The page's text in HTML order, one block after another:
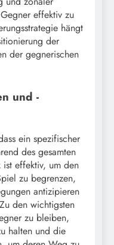
effektiv zu
hängt
der
der gegnerischen
und -
ein spezifischer
des gesamten
effektiv, um den
zu begrenzen,
antizipieren
den wichtigsten
zu bleiben,
halten und die